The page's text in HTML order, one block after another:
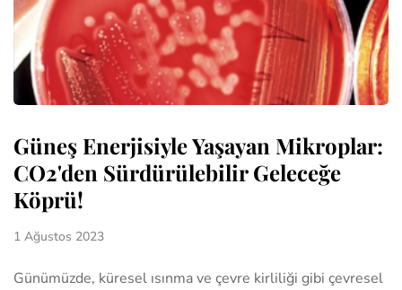
Güneş Enerjisiyle Yaşayan Mikroplar:
CO2'den Sürdürülebilir Geleceğe
Köprü!
1 Ağustos 2023
Günümüzde, küresel ısınma ve çevre kirliliği gibi çevresel